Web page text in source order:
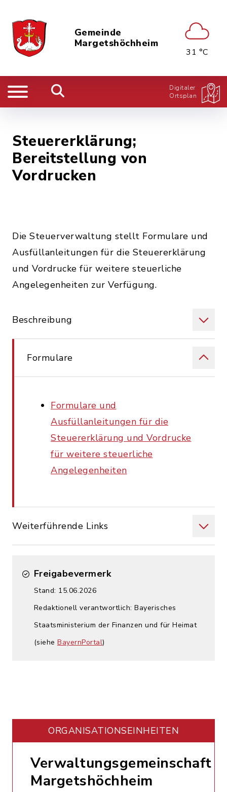
Gemeinde
Margetshöchheim
31 °C
Digitaler
Ortsplan
Steuererklärung;
Bereitstellung von
Vordrucken
Die Steuerverwaltung stellt Formulare und
Ausfüllanleitungen für die Steuererklärung
und Vordrucke für weitere steuerliche
Angelegenheiten zur Verfügung.
Beschreibung
Formulare
Formulare und
Ausfüllanleitungen für die
Steuererklärung und Vordrucke
für weitere steuerliche
Angelegenheiten
Weiterführende Links
Freigabevermerk
Stand: 15.06.2026
Redaktionell verantwortlich: Bayerisches
Staatsministerium der Finanzen und für Heimat
(siehe BayernPortal)
ORGANISATIONS­EINHEITEN
Verwaltungsgemeinschaft
Margetshöchheim